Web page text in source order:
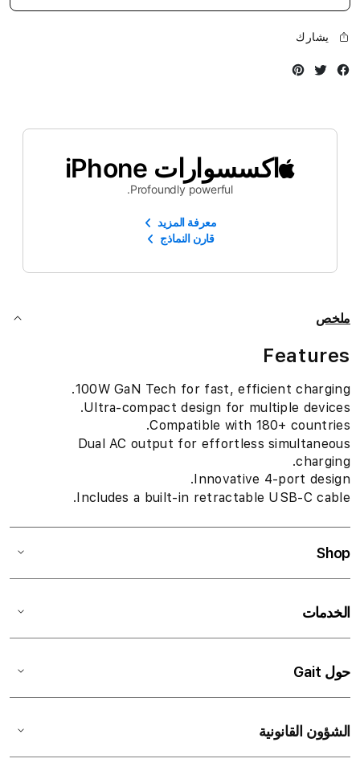
يشارك
Facebook
Twitter
اكسسوارات iPhone
Profoundly powerful.
معرفة المزيد
قارن النماذج
ملخص
Features
100W GaN Tech for fast, efficient charging.
Ultra-compact design for multiple devices.
Compatible with 180+ countries.
Dual AC output for effortless simultaneous
charging.
Innovative 4-port design.
Includes a built-in retractable USB-C cable.
Shop
الخدمات
حول Gait
الشؤون القانونية